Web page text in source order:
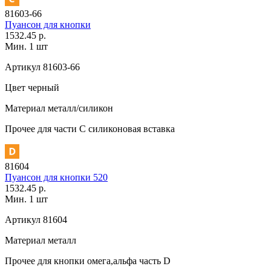
81603-66
Пуансон для кнопки
1532.45 р.
Мин. 1 шт
Артикул 81603-66
Цвет черный
Материал металл/силикон
Прочее для части C силиконовая вставка
81604
Пуансон для кнопки 520
1532.45 р.
Мин. 1 шт
Артикул 81604
Материал металл
Прочее для кнопки омега,альфа часть D